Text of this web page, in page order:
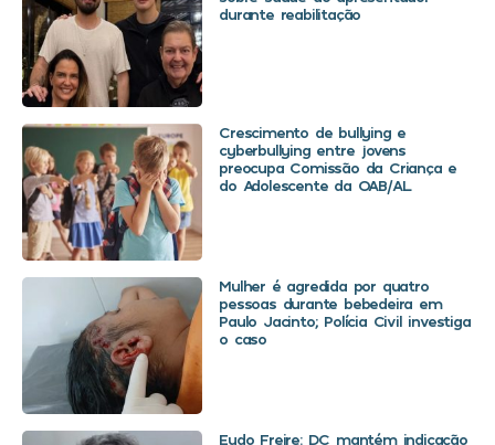
durante reabilitação
Crescimento de bullying e
cyberbullying entre jovens
preocupa Comissão da Criança e
do Adolescente da OAB/AL
Mulher é agredida por quatro
pessoas durante bebedeira em
Paulo Jacinto; Polícia Civil investiga
o caso
Eudo Freire: DC mantém indicação